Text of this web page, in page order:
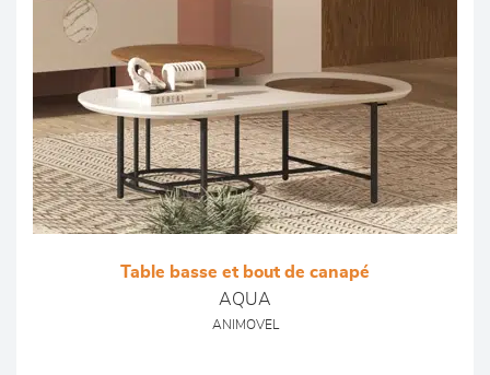
Table basse et bout de canapé
AQUA
ANIMOVEL